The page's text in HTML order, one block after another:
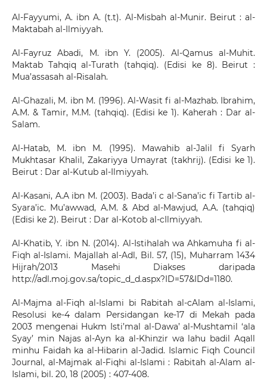
Al-Fayyumi, A. ibn A. (t.t). Al-Misbah al-Munir. Beirut : al-
Maktabah al-Ilmiyyah.
Al-Fayruz Abadi, M. ibn Y. (2005). Al-Qamus al-Muhit.
Maktab Tahqiq al-Turath (tahqiq). (Edisi ke 8). Beirut :
Mua’assasah al-Risalah.
Al-Ghazali, M. ibn M. (1996). Al-Wasit fi al-Mazhab. Ibrahim,
A.M. & Tamir, M.M. (tahqiq). (Edisi ke 1). Kaherah : Dar al-
Salam.
Al-Hatab, M. ibn M. (1995). Mawahib al-Jalil fi Syarh
Mukhtasar Khalil, Zakariyya Umayrat (takhrij). (Edisi ke 1).
Beirut : Dar al-Kutub al-Ilmiyyah.
Al-Kasani, A.A ibn M. (2003). Bada’i c al-Sana’ic fi Tartib al-
Syara’ic. Mu’awwad, A.M. & Abd al-Mawjud, A.A. (tahqiq)
(Edisi ke 2). Beirut : Dar al-Kotob al-cIlmiyyah.
Al-Khatib, Y. ibn N. (2014). Al-Istihalah wa Ahkamuha fi al-
Fiqh al-Islami. Majallah al-Adl, Bil. 57, (15), Muharram 1434
Hijrah/2013 Masehi Diakses daripada
http://adl.moj.gov.sa/topic_d_d.aspx?ID=57&IDd=1180.
Al-Majma al-Fiqh al-Islami bi Rabitah al-cAlam al-Islami,
Resolusi ke-4 dalam Persidangan ke-17 di Mekah pada
2003 mengenai Hukm Isti’mal al-Dawa’ al-Mushtamil ‘ala
Syay’ min Najas al-Ayn ka al-Khinzir wa lahu badil Aqall
minhu Faidah ka al-Hibarin al-Jadid. Islamic Fiqh Council
Journal, al-Majmak al-Fiqhi al-Islami : Rabitah al-Alam al-
Islami, bil. 20, 18 (2005) : 407-408.